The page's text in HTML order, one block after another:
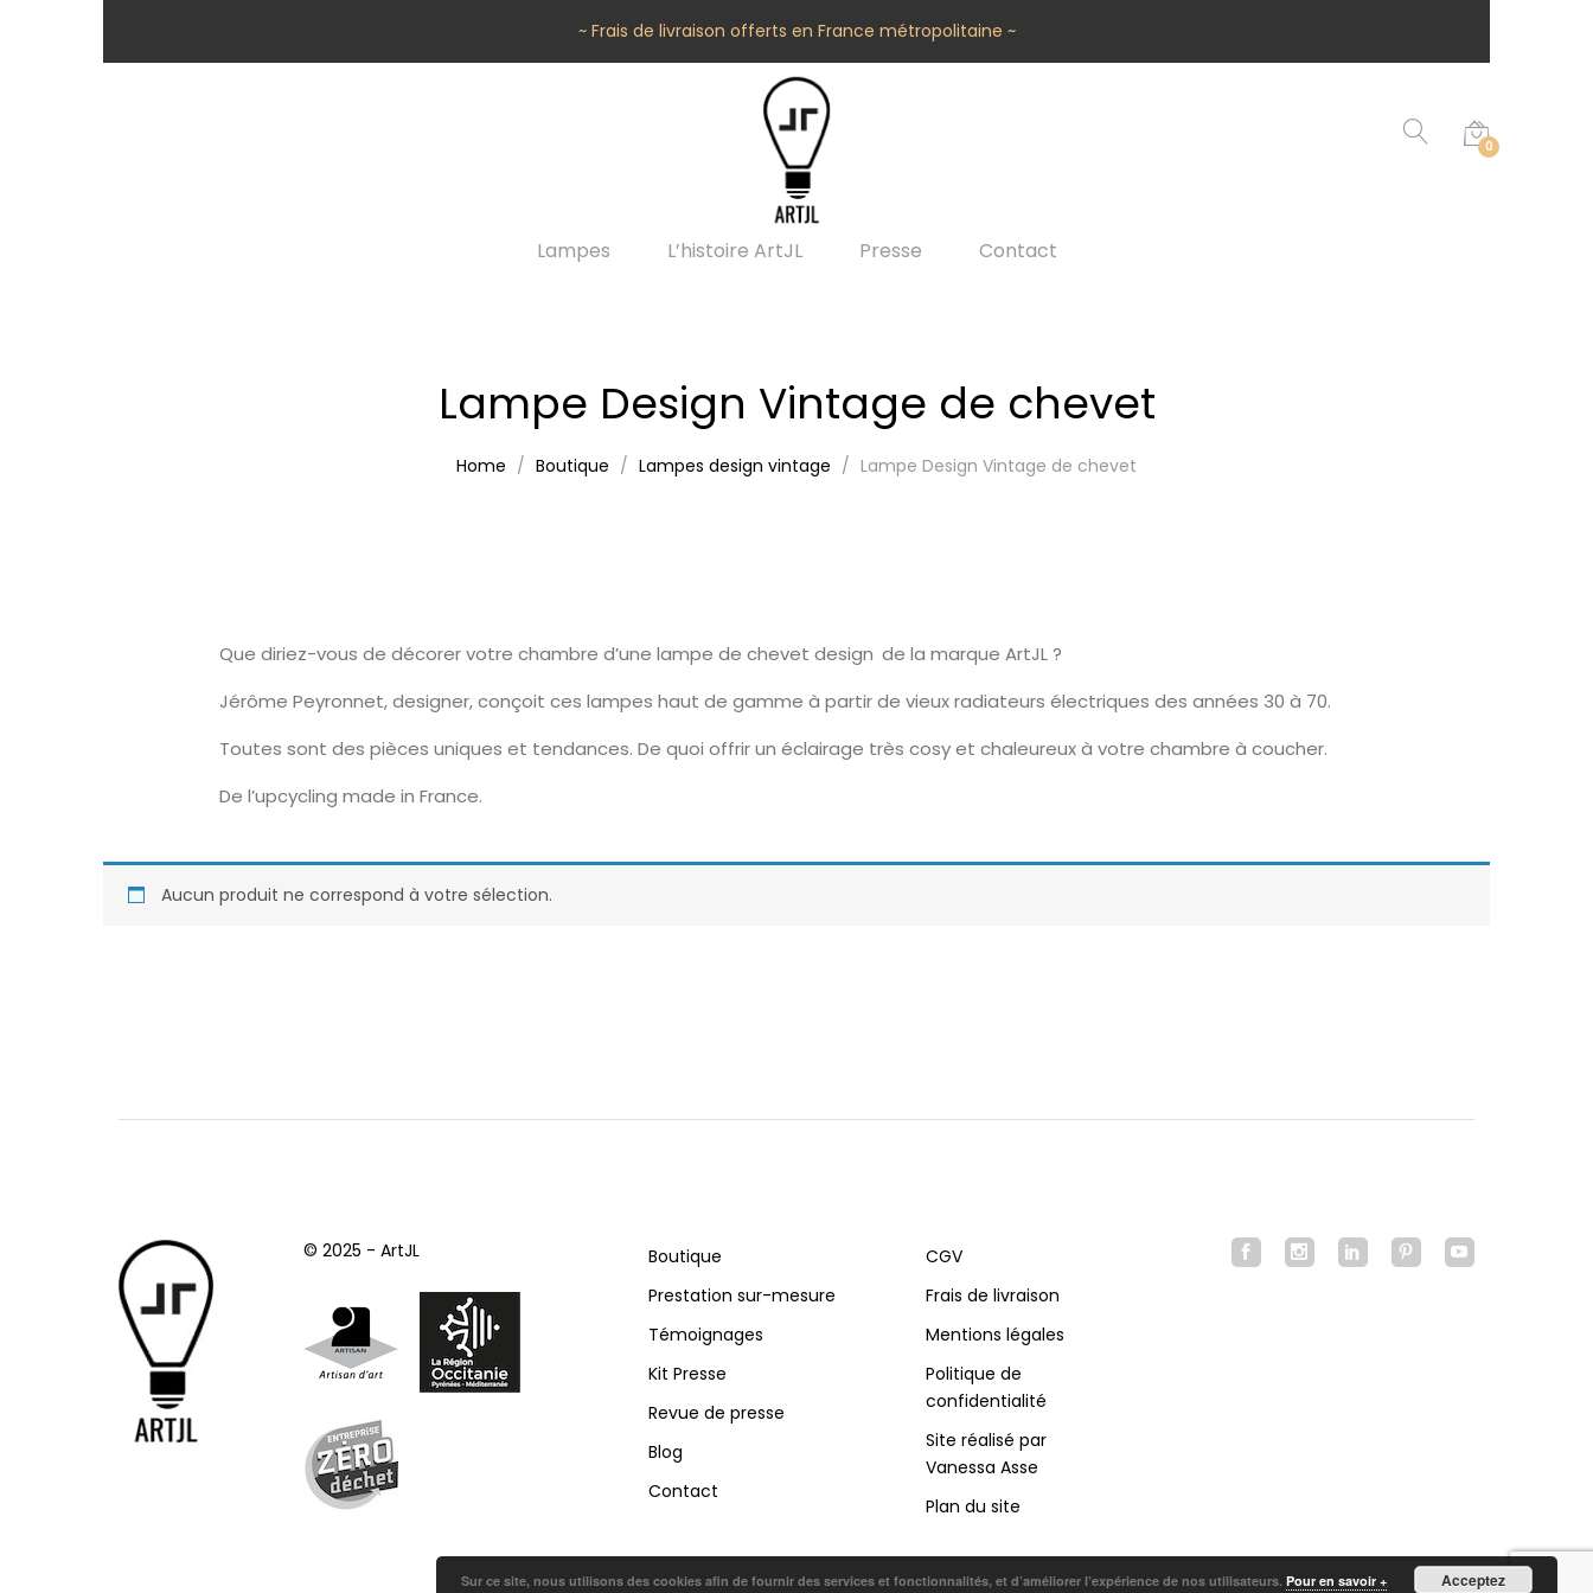
~ Frais de livraison offerts en France métropolitaine ~
0
Lampes L’histoire ArtJL Presse Contact
Lampe Design Vintage de chevet
Home Boutique Lampes design vintage Lampe Design Vintage de chevet
Que diriez-vous de décorer votre chambre d’une lampe de chevet design de la marque ArtJL ?
Jérôme Peyronnet, designer, conçoit ces lampes haut de gamme à partir de vieux radiateurs électriques des années 30 à 70.
Toutes sont des pièces uniques et tendances. De quoi offrir un éclairage très cosy et chaleureux à votre chambre à coucher.
De l’upcycling made in France.
Aucun produit ne correspond à votre sélection.
© 2025 - ArtJL
Boutique
Prestation sur-mesure
Témoignages
Kit Presse
Revue de presse
Blog
Contact
CGV
Frais de livraison
Mentions légales
Politique de
confidentialité
Site réalisé par
Vanessa Asse
Plan du site
Sur ce site, nous utilisons des cookies afin de fournir des services et fonctionnalités, et d’améliorer l’expérience de nos utilisateurs. Pour en savoir + Acceptez